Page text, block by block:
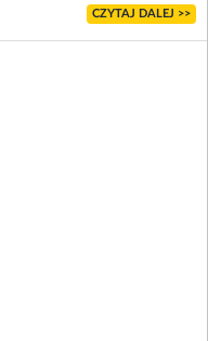
CZYTAJ DALEJ >>